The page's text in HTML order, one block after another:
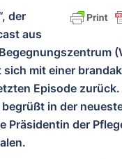
der
aus
mit einer
Episode
in der
Präsidentin der